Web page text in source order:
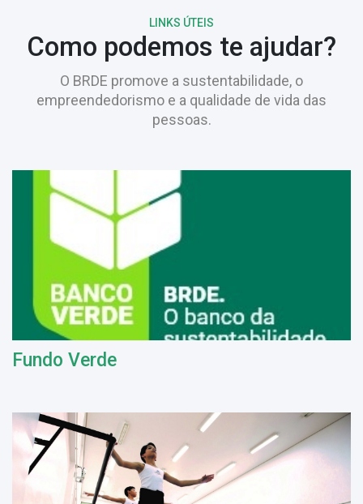
LINKS ÚTEIS
Como podemos te ajudar?
O BRDE promove a sustentabilidade, o
empreendedorismo e a qualidade de vida das
pessoas.
Fundo Verde